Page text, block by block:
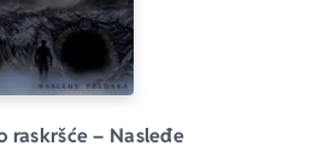
raskršće – Nasleđe